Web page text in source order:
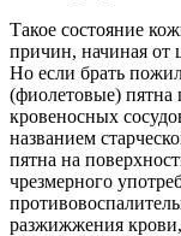
Такое состояние
причин, начиная от
Но если брать
(фиолетовые) пятна
кровеносных
названием
пятна на
чрезмерного
разжижжения